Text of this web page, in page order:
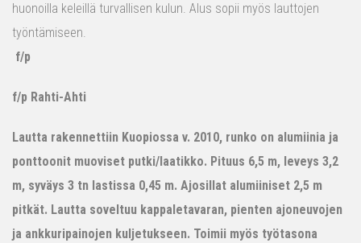
huonoilla keleillä turvallisen kulun. Alus sopii myös lauttojen
työntämiseen.
f/p
f/p Rahti-Ahti
Lautta rakennettiin Kuopiossa v. 2010, runko on alumiinia ja
ponttoonit muoviset putki/laatikko. Pituus 6,5 m, leveys 3,2
m, syväys 3 tn lastissa 0,45 m. Ajosillat alumiiniset 2,5 m
pitkät. Lautta soveltuu kappaletavaran, pienten ajoneuvojen
ja ankkuripainojen kuljetukseen. Toimii myös työtasona